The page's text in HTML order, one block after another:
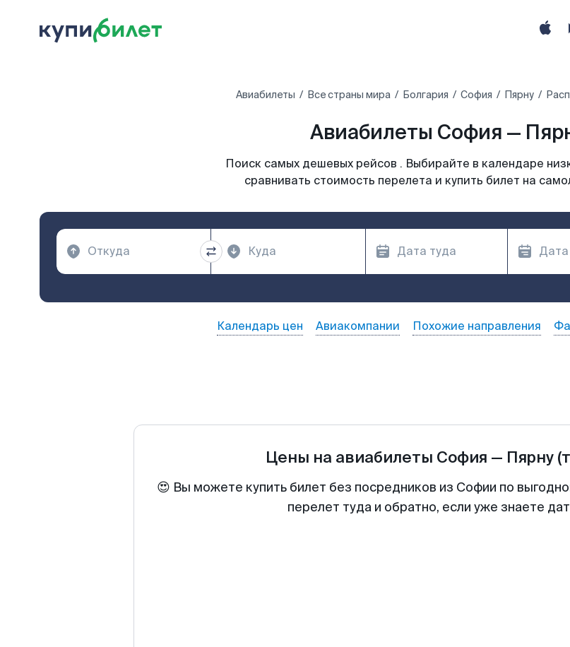
Авиабилеты Все страны мира Болгария София Пярну
Авиабилеты София —
Поиск самых дешевых рейсов . Выбирайте в календаре
сравнивать стоимость перелета и купить билет на
Календарь цен Авиакомпании Похожие направления
Цены на авиабилеты София — Пярну
😍 Вы можете купить билет без посредников из Софии по
перелет туда и обратно, если уже знаете